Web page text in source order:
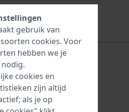
gebruik van
cookies. Voor
hebben we je
cookies en
zijn altijd
als je op